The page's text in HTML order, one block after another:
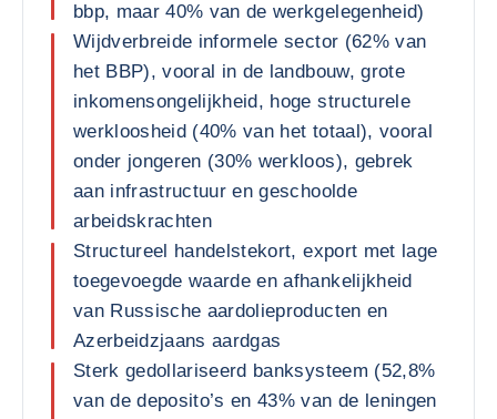
bbp, maar 40% van de werkgelegenheid)
Wijdverbreide informele sector (62% van
het BBP), vooral in de landbouw, grote
inkomensongelijkheid, hoge structurele
werkloosheid (40% van het totaal), vooral
onder jongeren (30% werkloos), gebrek
aan infrastructuur en geschoolde
arbeidskrachten
Structureel handelstekort, export met lage
toegevoegde waarde en afhankelijkheid
van Russische aardolieproducten en
Azerbeidzjaans aardgas
Sterk gedollariseerd banksysteem (52,8%
van de deposito’s en 43% van de leningen